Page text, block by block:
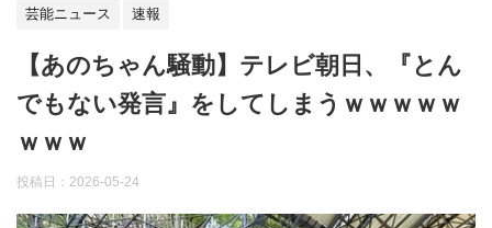
芸能ニュース 速報
【あのちゃん騒動】テレビ朝日、『とん
でもない発言』をしてしまうｗｗｗｗｗ
ｗｗｗ
投稿日： 2026-05-24